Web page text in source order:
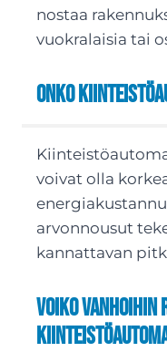
nostaa
vuokralaisia tai
Onko
voivat olla
arvonnousut
kannattavan
Voiko